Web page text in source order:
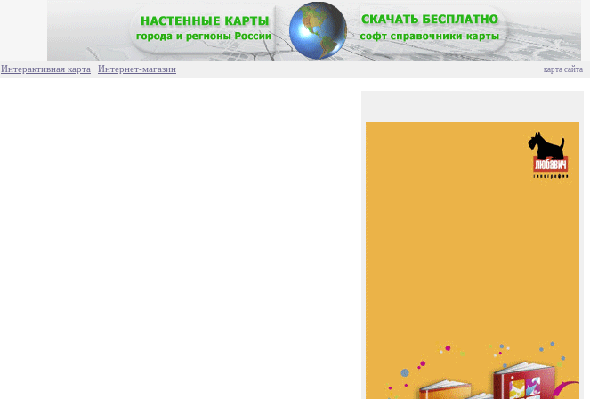
Интерактивная карта Интернет-магазин карта сайта